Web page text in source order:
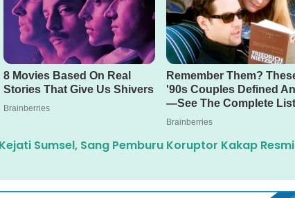
Sumsel, Sang Pemburu Koruptor Kakap Resmi